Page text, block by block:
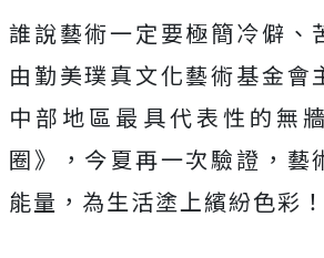
誰說藝術一定要極簡冷僻、
由勤美璞真文化藝術基金會
中部地區最具代表性的無
圈》，今夏再一次驗證，藝
能量，為生活塗上繽紛色彩！